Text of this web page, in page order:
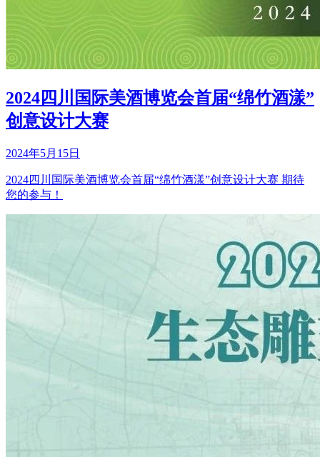
2024四川国际美酒博览会首届“绵竹酒漾”
创意设计大赛
2024年5月15日
2024四川国际美酒博览会首届“绵竹酒漾”创意设计大赛 期待
您的参与！